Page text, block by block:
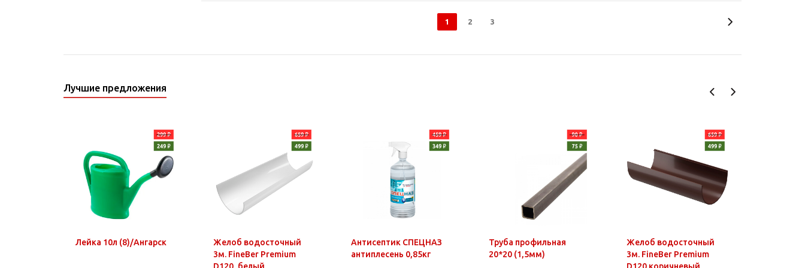
1 2 3
Лучшие предложения
Лейка 10л (8)/Ангарск
Желоб водосточный
3м. FineBer Premium
Антисептик СПЕЦНАЗ
антиплесень 0,85кг
Труба профильная
20*20 (1,5мм)
Желоб водосточный
3м. FineBer Premium